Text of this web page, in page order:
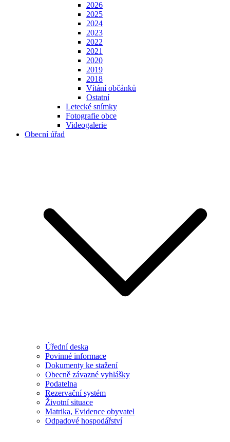
2026
2025
2024
2023
2022
2021
2020
2019
2018
Vítání občánků
Ostatní
Letecké snímky
Fotografie obce
Videogalerie
Obecní úřad
Úřední deska
Povinné informace
Dokumenty ke stažení
Obecně závazné vyhlášky
Podatelna
Rezervační systém
Životní situace
Matrika, Evidence obyvatel
Odpadové hospodářství